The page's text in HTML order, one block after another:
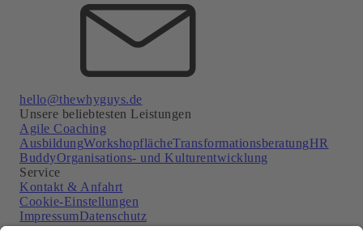
hello@thewhyguys.de
Unsere beliebtesten Leistungen
Agile Coaching
AusbildungWorkshopflächeTransformationsberatungHR
BuddyOrganisations- und Kulturentwicklung
Service
Kontakt & Anfahrt
Cookie-Einstellungen
ImpressumDatenschutz
Soziale Netzwerke